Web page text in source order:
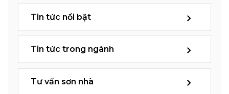
Tin tức nổi bật
Tin tức trong ngành
Tư vấn sơn nhà